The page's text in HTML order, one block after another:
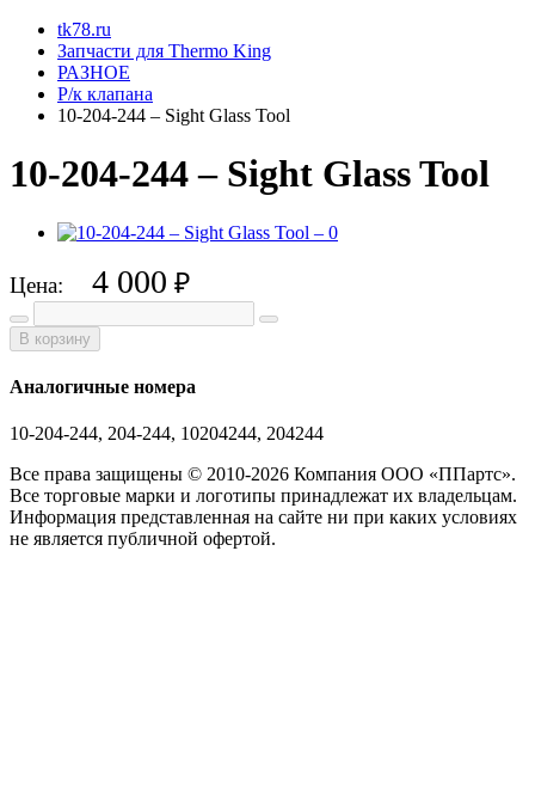
tk78.ru
Запчасти для Thermo King
РАЗНОЕ
Р/к клапана
10-204-244 – Sight Glass Tool
10-204-244 – Sight Glass Tool
Цена: 4 000 ₽
В корзину
Аналогичные номера
10-204-244, 204-244, 10204244, 204244
Все права защищены © 2010-2026 Компания ООО «ППартс».
Все торговые марки и логотипы принадлежат их владельцам.
Информация представленная на сайте ни при каких условиях
не является публичной офертой.